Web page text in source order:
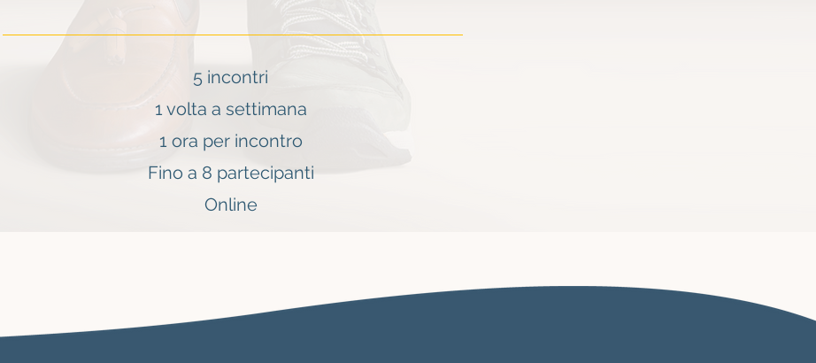
5 incontri
1 volta a settimana
1 ora per incontro
Fino a 8 partecipanti
Online